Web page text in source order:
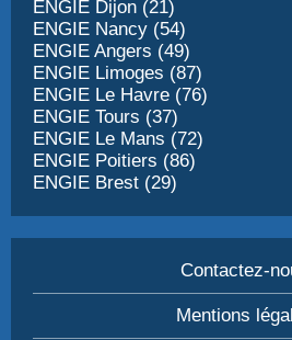
ENGIE Dijon (21)
ENGIE Nancy (54)
ENGIE Angers (49)
ENGIE Limoges (87)
ENGIE Le Havre (76)
ENGIE Tours (37)
ENGIE Le Mans (72)
ENGIE Poitiers (86)
ENGIE Brest (29)
Contactez-
Mentions